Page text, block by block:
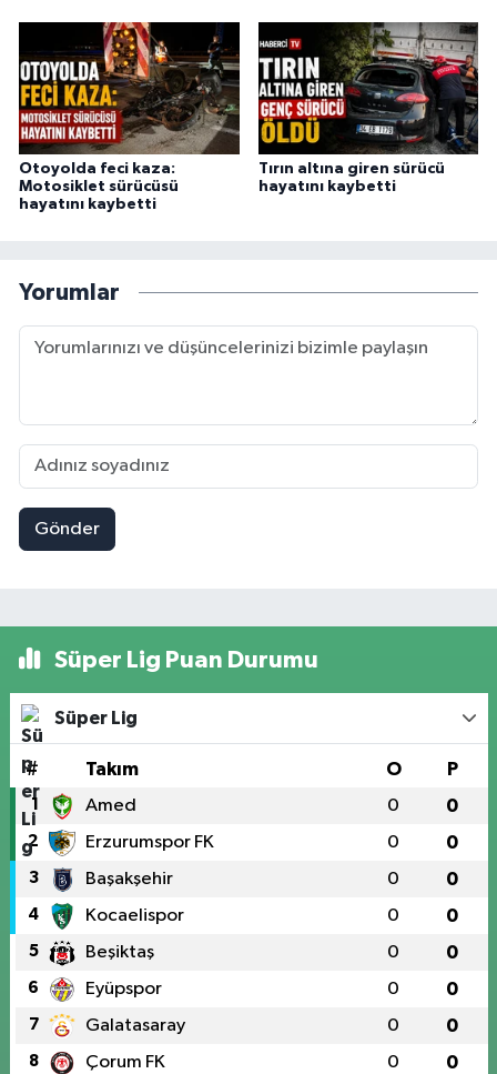
Otoyolda feci kaza:
Motosiklet sürücüsü
hayatını kaybetti
Tırın altına giren sürücü
hayatını kaybetti
Yorumlar
Gönder
Süper Lig Puan Durumu
Süper Lig
# Takım O P
1 Amed 0 0
2 Erzurumspor FK 0 0
3 Başakşehir 0 0
4 Kocaelispor 0 0
5 Beşiktaş 0 0
6 Eyüpspor 0 0
7 Galatasaray 0 0
8 Çorum FK 0 0